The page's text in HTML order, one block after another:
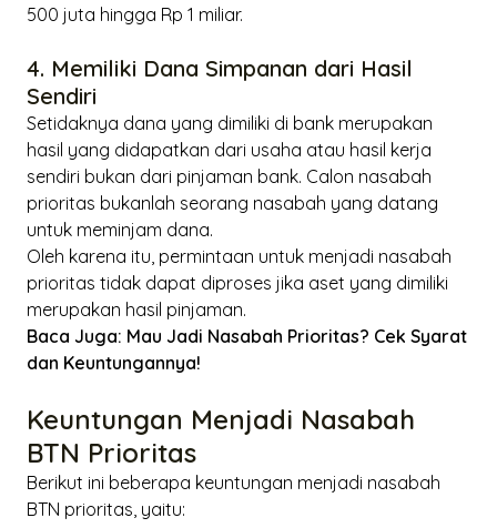
500 juta hingga Rp 1 miliar.
4. Memiliki Dana Simpanan dari Hasil
Sendiri
Setidaknya dana yang dimiliki di bank merupakan
hasil yang didapatkan dari usaha atau hasil kerja
sendiri bukan dari pinjaman bank. Calon nasabah
prioritas bukanlah seorang nasabah yang datang
untuk meminjam dana.
Oleh karena itu, permintaan untuk menjadi nasabah
prioritas tidak dapat diproses jika aset yang dimiliki
merupakan hasil pinjaman.
Baca Juga: Mau Jadi Nasabah Prioritas? Cek Syarat
dan Keuntungannya!
Keuntungan Menjadi Nasabah
BTN Prioritas
Berikut ini beberapa keuntungan menjadi nasabah
BTN prioritas, yaitu: